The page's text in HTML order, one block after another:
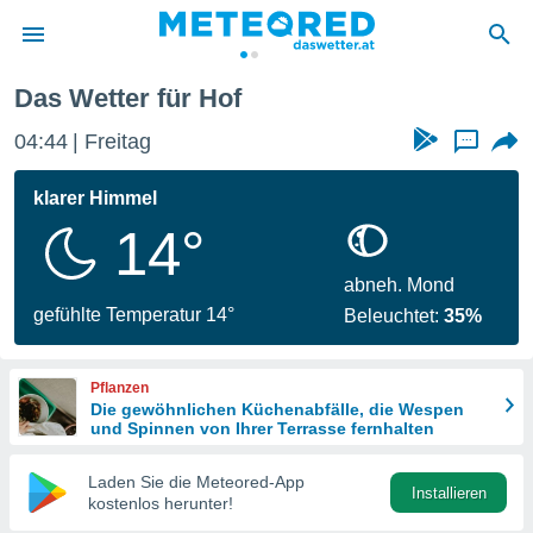
wurde
dass
sind.
diese
Das Wetter für Hof
04:44 Freitag ...
klarer Himmel
14°
gefühlte Temperatur 14°
abneh. Mond
Beleuchtet:35%
Pflanzen
Die gewöhnlichen Küchenabfälle, die Wespen
und Spinnen von Ihrer Terrasse fernhalten
Laden Sie die Meteored-App
kostenlos herunter!
Installieren